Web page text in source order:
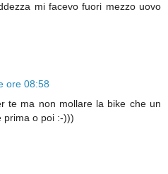
mi facevo fuori mezzo uovo
ore 08:58
te ma non mollare la bike che un
prima o poi :-)))